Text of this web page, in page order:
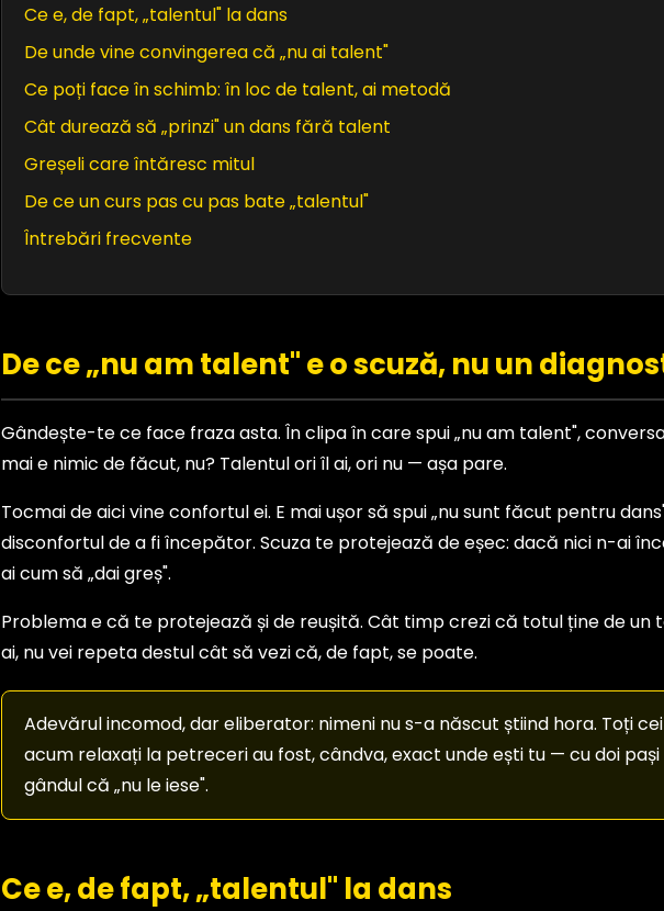
Ce e, de fapt, „talentul" la dans
De unde vine convingerea că „nu ai talent"
Ce poți face în schimb: în loc de talent, ai metodă
Cât durează să „prinzi" un dans fără talent
Greșeli care întăresc mitul
De ce un curs pas cu pas bate „talentul"
Întrebări frecvente
De ce „nu am talent" e o scuză, nu un
Gândește-te ce face fraza asta. În clipa în care spui „nu am talent",
mai e nimic de făcut, nu? Talentul ori îl ai, ori nu — așa pare.
Tocmai de aici vine confortul ei. E mai ușor să spui „nu sunt făcut pentru
disconfortul de a fi începător. Scuza te protejează de eșec: dacă nici n-ai
ai cum să „dai greș".
Problema e că te protejează și de reușită. Cât timp crezi că totul ține de un
ai, nu vei repeta destul cât să vezi că, de fapt, se poate.
Adevărul incomod, dar eliberator: nimeni nu s-a născut știind hora. Toți
acum relaxați la petreceri au fost, cândva, exact unde ești tu — cu doi pași
gândul că „nu le iese".
Ce e, de fapt, „talentul" la dans